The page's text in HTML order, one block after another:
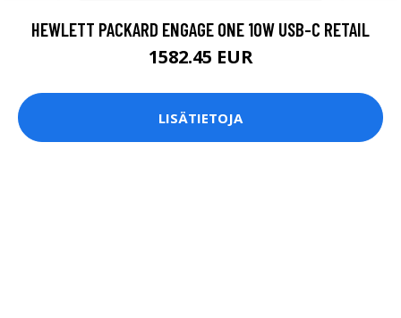
HEWLETT PACKARD ENGAGE ONE 10W USB-C RETAIL
1582.45 EUR
LISÄTIETOJA